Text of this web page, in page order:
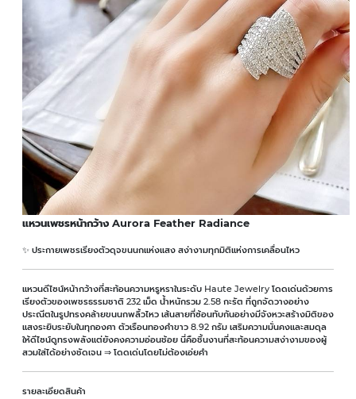
แหวนเพชรหน้ากว้าง Aurora Feather Radiance
✨ ประกายเพชรเรียงตัวดุจขนนกแห่งแสง สง่างามทุกมิติแห่งการเคลื่อนไหว
แหวนดีไซน์หน้ากว้างที่สะท้อนความหรูหราในระดับ Haute Jewelry โดดเด่นด้วยการ
เรียงตัวของเพชรธรรมชาติ 232 เม็ด น้ำหนักรวม 2.58 กะรัต ที่ถูกจัดวางอย่าง
ประณีตในรูปทรงคล้ายขนนกพลิ้วไหว เส้นสายที่ซ้อนทับกันอย่างมีจังหวะสร้างมิติของ
แสงระยิบระยับในทุกองศา ตัวเรือนทองคำขาว 8.92 กรัม เสริมความมั่นคงและสมดุล
ให้ดีไซน์ดูทรงพลังแต่ยังคงความอ่อนช้อย นี่คือชิ้นงานที่สะท้อนความสง่างามของผู้
สวมใส่ได้อย่างชัดเจน ⇒ โดดเด่นโดยไม่ต้องเอ่ยคำ
รายละเอียดสินค้า